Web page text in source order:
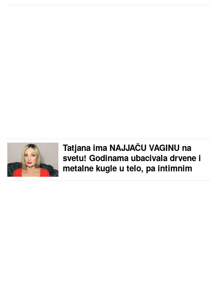
Tatjana ima NAJJAČU VAGINU na
svetu! Godinama ubacivala drvene i
metalne kugle u telo, pa intimnim